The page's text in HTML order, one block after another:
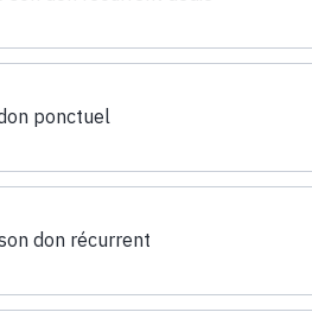
ponctuel
don récurrent